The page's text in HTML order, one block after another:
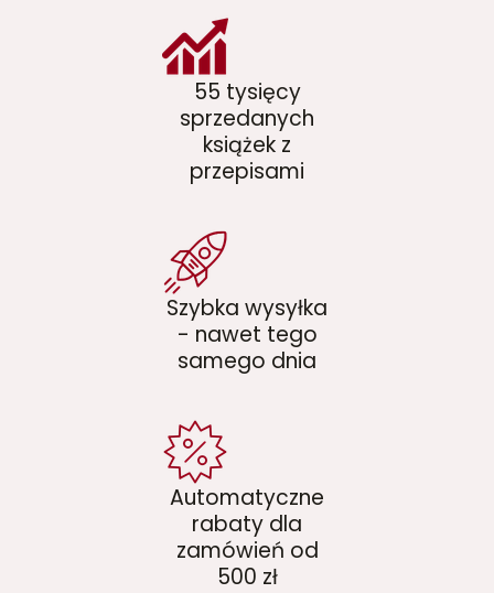
55 tysięcy
sprzedanych
książek z
przepisami
Szybka wysyłka
- nawet tego
samego dnia
Automatyczne
rabaty dla
zamówień od
500 zł